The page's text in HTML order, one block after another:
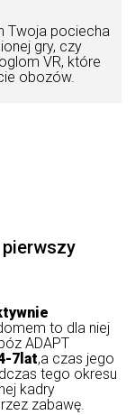
Twoja pociecha
gry, czy
VR, które
obozów.
to dla niej
ADAPT
7lat,a czas jego
tego okresu
kadry
zabawę.